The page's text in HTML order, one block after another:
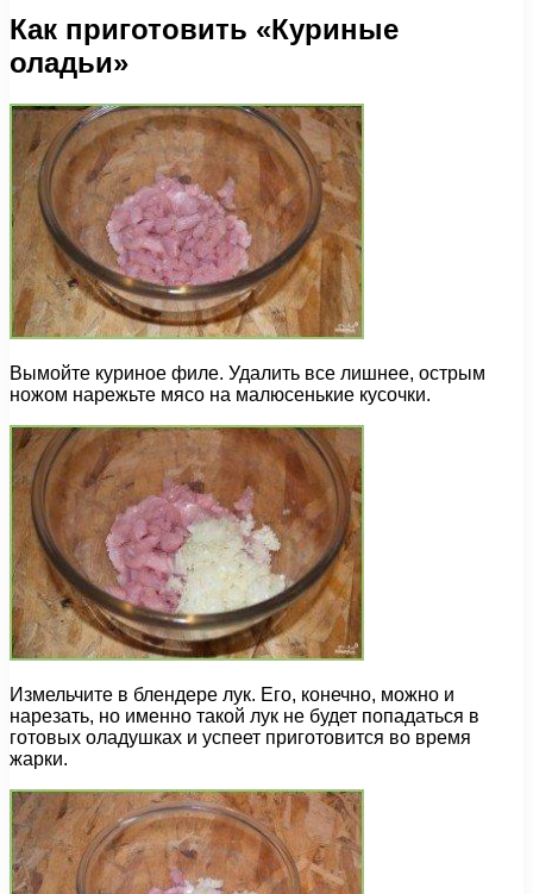
Как приготовить «Куриные
оладьи»
Вымойте куриное филе. Удалить все лишнее, острым
ножом нарежьте мясо на малюсенькие кусочки.
Измельчите в блендере лук. Его, конечно, можно и
нарезать, но именно такой лук не будет попадаться в
готовых оладушках и успеет приготовится во время
жарки.